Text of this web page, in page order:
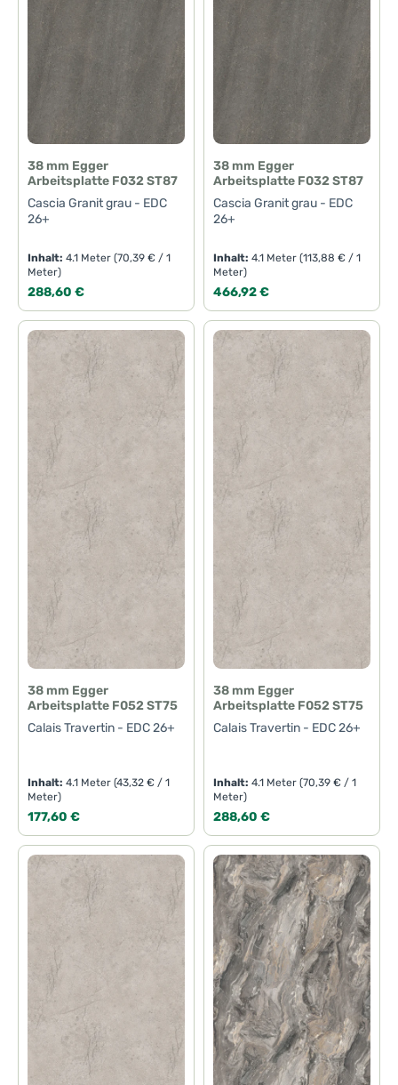
38 mm Egger
Arbeitsplatte F032 ST87
Cascia Granit grau - EDC
26+
Inhalt:4.1 Meter(70,39 € / 1
Meter)
Regulärer Preis:
288,60 €
38 mm Egger
Arbeitsplatte F032 ST87
Cascia Granit grau - EDC
26+
Inhalt:4.1 Meter(113,88 € / 1
Meter)
Regulärer Preis:
466,92 €
38 mm Egger
Arbeitsplatte F052 ST75
Calais Travertin - EDC 26+
Inhalt:4.1 Meter(43,32 € / 1
Meter)
Regulärer Preis:
177,60 €
38 mm Egger
Arbeitsplatte F052 ST75
Calais Travertin - EDC 26+
Inhalt:4.1 Meter(70,39 € / 1
Meter)
Regulärer Preis:
288,60 €